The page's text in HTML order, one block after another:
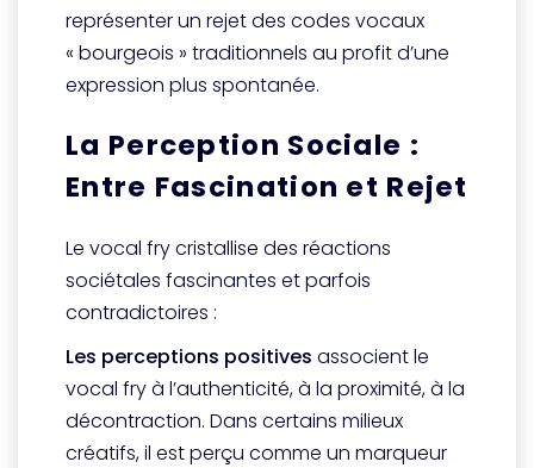
représenter un rejet des codes vocaux
« bourgeois » traditionnels au profit d’une
expression plus spontanée.
La Perception Sociale :
Entre Fascination et Rejet
Le vocal fry cristallise des réactions
sociétales fascinantes et parfois
contradictoires :
Les perceptions positives associent le
vocal fry à l’authenticité, à la proximité, à la
décontraction. Dans certains milieux
créatifs, il est perçu comme un marqueur